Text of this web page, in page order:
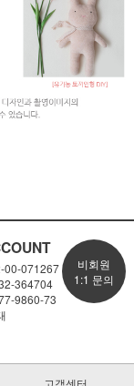
00-071267
364704
9860-73
비회원
1:1 문의
고객센터